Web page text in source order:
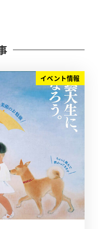
イベント情報